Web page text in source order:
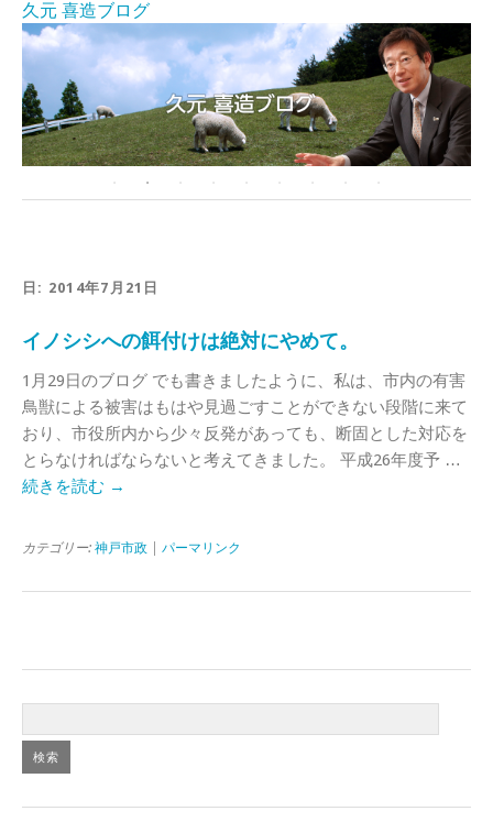
久元 喜造ブログ
日: 2014年7月21日
イノシシへの餌付けは絶対にやめて。
1月29日のブログ でも書きましたように、私は、市内の有害
鳥獣による被害はもはや見過ごすことができない段階に来て
おり、市役所内から少々反発があっても、断固とした対応を
とらなければならないと考えてきました。 平成26年度予 …
続きを読む →
カテゴリー: 神戸市政 パーマリンク